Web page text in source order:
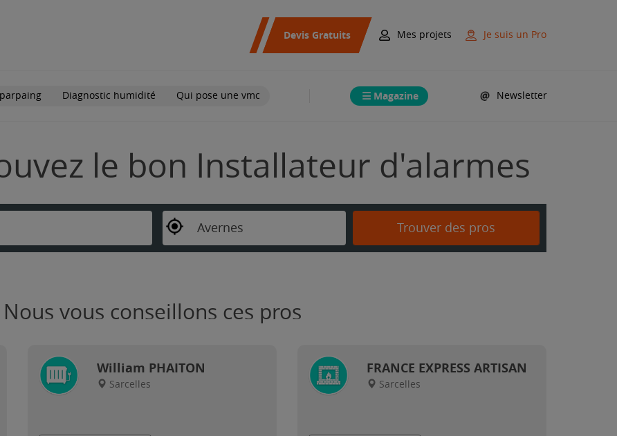
Devis Gratuits Mes projets Je suis un Pro
Diagnostic humidité Qui pose une vmc Magazine Newsletter
le bon Installateur d'alarmes
Avernes Trouver des pros
Nous vous conseillons ces pros
William PHAITON
Sarcelles
FRANCE EXPRESS ARTISAN
Sarcelles